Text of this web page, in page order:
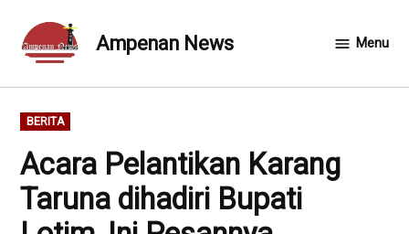
content
Ampenan News Menu
POSTED
IN
BERITA
Acara Pelantikan Karang
Taruna dihadiri Bupati